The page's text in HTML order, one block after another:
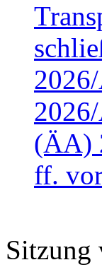
(ÄA)
ff.
Sitzung